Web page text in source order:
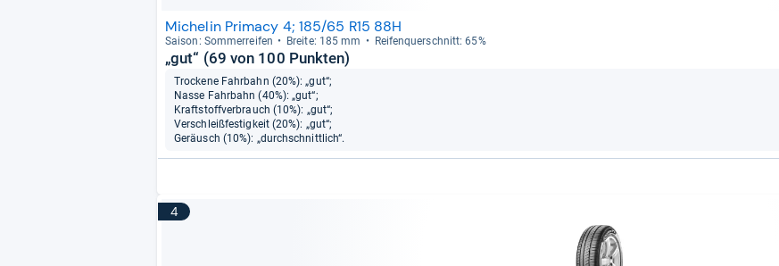
Michelin Primacy 4; 185/65 R15 88H
Sai­son: Som­mer­rei­fen Breite: 185 mm Rei­fen­quer­schnitt: 65%
„gut“ (69 von 100 Punkten)
Trockene Fahrbahn (20%): „gut“;
Nasse Fahrbahn (40%): „gut“;
Kraftstoffverbrauch (10%): „gut“;
Verschleißfestigkeit (20%): „gut“;
Geräusch (10%): „durchschnittlich“.
4